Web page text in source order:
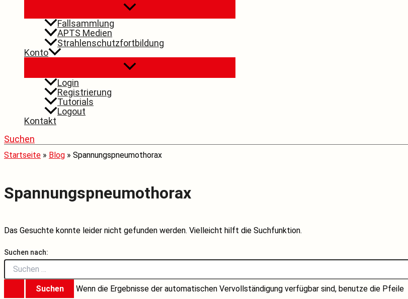
Fallsammlung
APTS Medien
Strahlenschutzfortbildung
Konto
Login
Registrierung
Tutorials
Logout
Kontakt
Suchen
Startseite » Blog » Spannungspneumothorax
Spannungspneumothorax
Das Gesuchte konnte leider nicht gefunden werden. Vielleicht hilft die Suchfunktion.
Suchen nach:
Wenn die Ergebnisse der automatischen Vervollständigung verfügbar sind, benutze die Pfeile